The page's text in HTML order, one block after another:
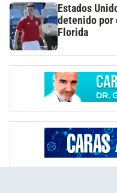
Estados
detenido por
Florida